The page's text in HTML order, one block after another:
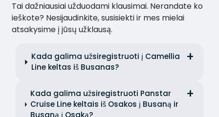
Tai dažniausiai užduodami klausimai. Nerandate ko
ieškote? Nesijaudinkite, susisiekti ir mes mielai
atsakysime į jūsų užklausą.
Kada galima užsiregistruoti į Camellia
Line keltas iš Busanas?
Kada galima užsiregistruoti Panstar
Cruise Line keltais iš Osakos į Busaną ir